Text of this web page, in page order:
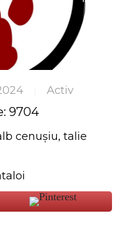
Activ
9704
cenușiu, talie